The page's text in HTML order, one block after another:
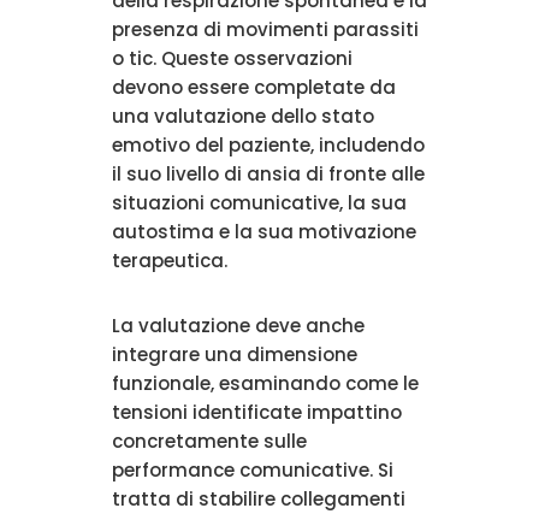
presenza di movimenti parassiti
o tic. Queste osservazioni
devono essere completate da
una valutazione dello stato
emotivo del paziente, includendo
il suo livello di ansia di fronte alle
situazioni comunicative, la sua
autostima e la sua motivazione
terapeutica.
La valutazione deve anche
integrare una dimensione
funzionale, esaminando come le
tensioni identificate impattino
concretamente sulle
performance comunicative. Si
tratta di stabilire collegamenti